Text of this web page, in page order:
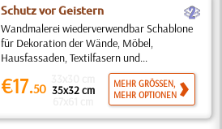
Schutz vor Geistern b
Wandmalerei wiederverwendbar Schablone
für Dekoration der Wände, Möbel,
Hausfassaden, Textilfasern und...
€17.50 35x32 cm
MEHR GRÖSSEN,
MEHR OPTIONEN